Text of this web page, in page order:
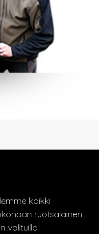
kaikki
ruotsalainen
valituilla